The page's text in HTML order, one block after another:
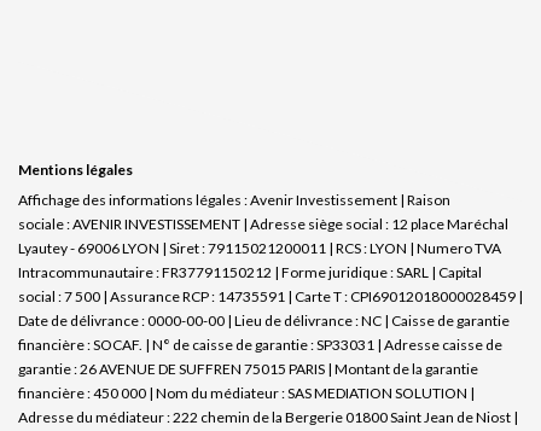
Mentions légales
Affichage des informations légales : Avenir Investissement | Raison
sociale : AVENIR INVESTISSEMENT | Adresse siège social : 12 place Maréchal
Lyautey - 69006 LYON | Siret : 79115021200011 | RCS : LYON | Numero TVA
Intracommunautaire : FR37791150212 | Forme juridique : SARL | Capital
social : 7 500 | Assurance RCP : 14735591 | Carte T : CPI69012018000028459 |
Date de délivrance : 0000-00-00 | Lieu de délivrance : NC | Caisse de garantie
financière : SOCAF. | N° de caisse de garantie : SP33031 | Adresse caisse de
garantie : 26 AVENUE DE SUFFREN 75015 PARIS | Montant de la garantie
financière : 450 000 | Nom du médiateur : SAS MEDIATION SOLUTION |
Adresse du médiateur : 222 chemin de la Bergerie 01800 Saint Jean de Niost |